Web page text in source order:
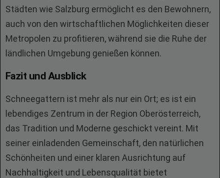
Städten wie Salzburg ermöglicht es den Bewohnern,
auch von den wirtschaftlichen Möglichkeiten dieser
Metropolen zu profitieren, während sie die Ruhe der
ländlichen Umgebung genießen können.
Fazit und Ausblick
Schneegattern ist mehr als nur ein Ort; es ist ein
lebendiges Zentrum in der Region Oberösterreich,
das Tradition und Moderne geschickt vereint. Mit
seiner einladenden Gemeinschaft, den natürlichen
Schönheiten und einer klaren Ausrichtung auf
Nachhaltigkeit und Lebensqualität bietet